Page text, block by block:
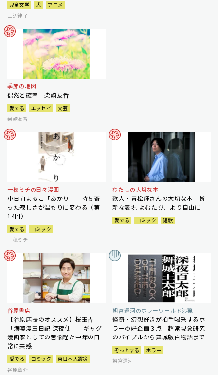
児童文学 犬
アニメ
三辺律子
季節の地図
偶然と確率 柴崎友香
愛でる エッセイ
文芸
柴崎友香
一穂ミチの日々漫画
小日向まるこ「あかり」 持ち寄
った寂しさが温もりに変わる（第
14回）
愛でる
コミック
一穂ミチ
わたしの大切な本
歌人・青松輝さんの大切な本 斬
新な表現 よむたび、より自由に
愛でる コミック 短歌
谷原書店
【谷原店長のオススメ】桜玉吉
「満喫漫玉日記 深夜便」 ギャグ
漫画家としての苦悩経た中年の日
常に共感
愛でる コミック
東日本大震災
谷原章介
朝宮運河のホラーワールド渉猟
怪奇・幻想好きが拍手喝采するホ
ラーの好企画３点 超常現象研究
のバイブルから舞城版百物語まで
ぞっとする
ホラー
朝宮運河